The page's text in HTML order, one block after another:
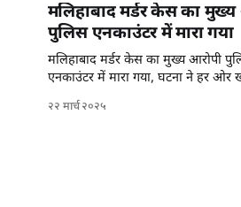
मलिहाबाद मर्डर केस का
पुलिस एनकाउंटर में मारा गया
मलिहाबाद मर्डर केस का मुख्य आरोपी
एनकाउंटर में मारा गया, घटना ने हर ओर
मचा दी है।
२२ मार्च २०२५